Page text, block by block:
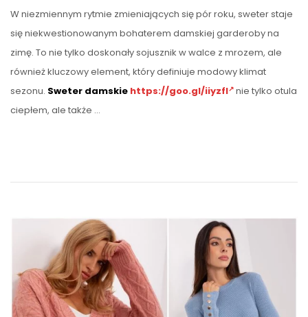
W niezmiennym rytmie zmieniających się pór roku, sweter staje
się niekwestionowanym bohaterem damskiej garderoby na
zimę. To nie tylko doskonały sojusznik w walce z mrozem, ale
również kluczowy element, który definiuje modowy klimat
sezonu. Sweter damskie https://goo.gl/iiyzfI nie tylko otula
ciepłem, ale także …